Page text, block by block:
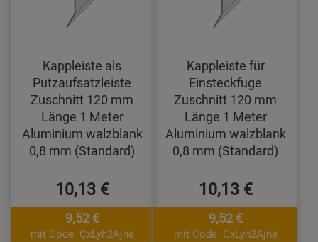
Kappleiste als
Putzaufsatzleiste
Zuschnitt 120 mm
Länge 1 Meter
Aluminium walzblank
0,8 mm (Standard)
10,13 €
9,52 €
mit Code: CxLyh2Ajne
Kappleiste für
Einsteckfuge
Zuschnitt 120 mm
Länge 1 Meter
Aluminium walzblank
0,8 mm (Standard)
10,13 €
9,52 €
mit Code: CxLyh2Ajne